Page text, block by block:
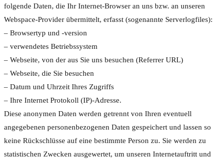
folgende Daten, die Ihr Internet-Browser an uns bzw. an unseren
Webspace-Provider übermittelt, erfasst (sogenannte Serverlogfiles):
– Browsertyp und -version
– verwendetes Betriebssystem
– Webseite, von der aus Sie uns besuchen (Referrer URL)
– Webseite, die Sie besuchen
– Datum und Uhrzeit Ihres Zugriffs
– Ihre Internet Protokoll (IP)-Adresse.
Diese anonymen Daten werden getrennt von Ihren eventuell
angegebenen personenbezogenen Daten gespeichert und lassen so
keine Rückschlüsse auf eine bestimmte Person zu. Sie werden zu
statistischen Zwecken ausgewertet, um unseren Internetauftritt und